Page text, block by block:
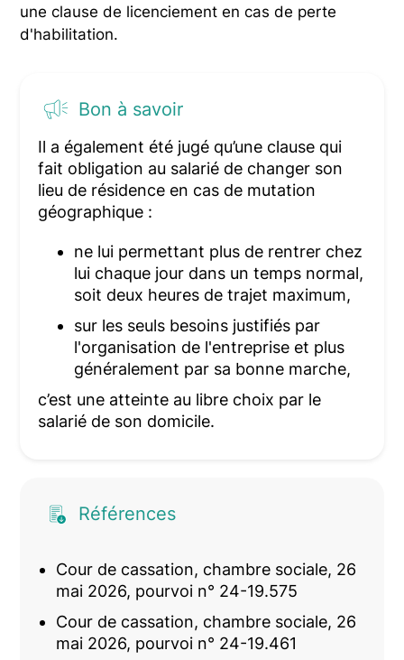
une clause de licenciement en cas de perte
d'habilitation.
Bon à savoir
Il a également été jugé qu’une clause qui
fait obligation au salarié de changer son
lieu de résidence en cas de mutation
géographique :
ne lui permettant plus de rentrer chez
lui chaque jour dans un temps normal,
soit deux heures de trajet maximum,
sur les seuls besoins justifiés par
l'organisation de l'entreprise et plus
généralement par sa bonne marche,
c’est une atteinte au libre choix par le
salarié de son domicile.
Références
Cour de cassation, chambre sociale, 26
mai 2026, pourvoi n° 24-19.575
Cour de cassation, chambre sociale, 26
mai 2026, pourvoi n° 24-19.461